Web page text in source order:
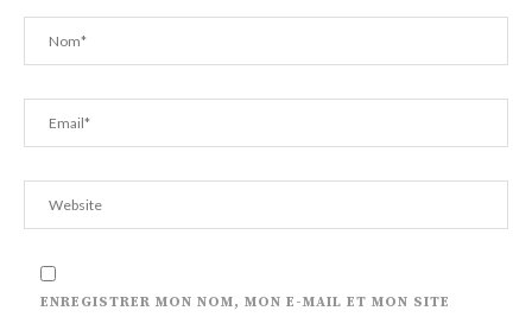
ENREGISTRER MON NOM, MON E-MAIL ET MON SITE